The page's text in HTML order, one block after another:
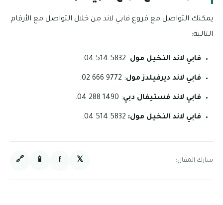
يمكنك التواصل مع فروع فابي لاند من خلال التواصل مع الأرقام
التالية:
فابي لاند النخيل مول: 5832 514 04.
فابي لاند ديرفيلدز مول: 9772 666 02.
فابي لاند فستيفال دبي: 1490 288 04.
فابي لاند النخيل مول: 5832 514 04.
شارك المقال: 𝕏
f
📱
🔗